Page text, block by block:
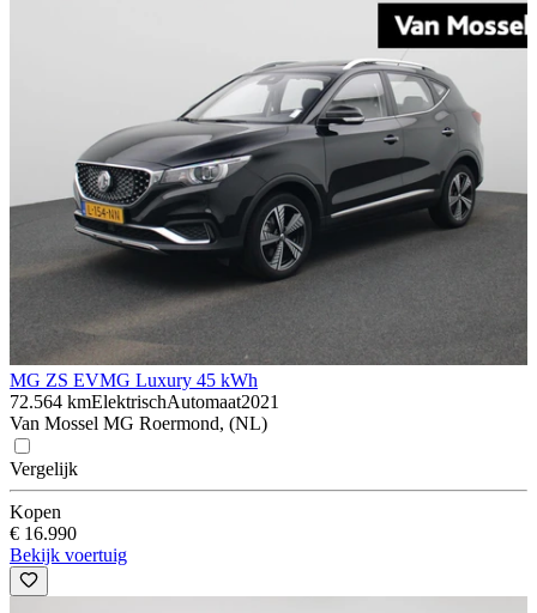
MG ZS EVMG Luxury 45 kWh
72.564 kmElektrischAutomaat2021
Van Mossel MG Roermond, (NL)
Vergelijk
Kopen
€ 16.990
Bekijk voertuig